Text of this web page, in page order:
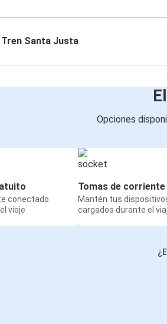
Santa Justa
Opciones
conectado
viaje
Tomas de corriente
Mantén tus
cargados durante el